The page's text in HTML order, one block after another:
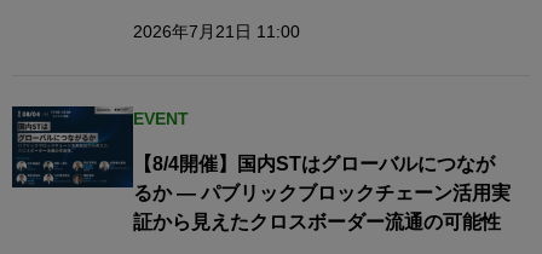
2026年7月21日 11:00
EVENT
【8/4開催】国内STはグローバルにつなが
るか — パブリックブロックチェーン活用実
証から見えたクロスボーダー流通の可能性